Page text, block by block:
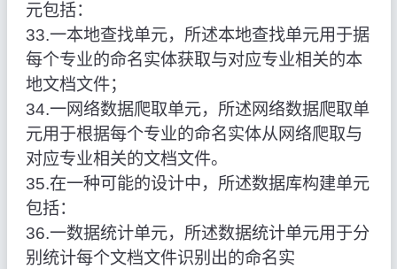
元包括：
33.一本地查找单元，所述本地查找单元用于据
每个专业的命名实体获取与对应专业相关的本
地文档文件；
34.一网络数据爬取单元，所述网络数据爬取单
元用于根据每个专业的命名实体从网络爬取与
对应专业相关的文档文件。
35.在一种可能的设计中，所述数据库构建单元
包括：
36.一数据统计单元，所述数据统计单元用于分
别统计每个文档文件识别出的命名实